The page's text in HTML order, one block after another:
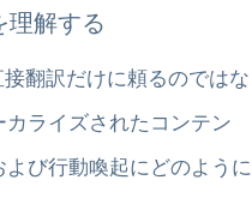
理解する
翻訳だけに頼るのではな
ライズされたコンテン
び行動喚起にどのように